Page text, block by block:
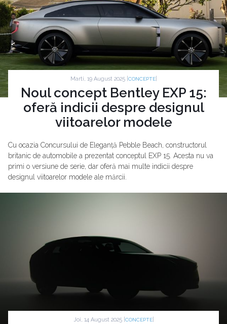
Marti, 19 August 2025 | CONCEPTE|
Noul concept Bentley EXP 15:
oferă indicii despre designul
viitoarelor modele
Cu ocazia Concursului de Eleganță Pebble Beach, constructorul
britanic de automobile a prezentat conceptul EXP 15. Acesta nu va
primi o versiune de serie, dar oferă mai multe indicii despre
designul viitoarelor modele ale mărcii.
Joi, 14 August 2025 | CONCEPTE|